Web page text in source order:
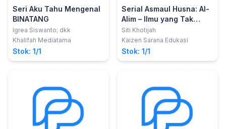
Seri Aku Tahu Mengenal
BINATANG
Igrea Siswanto; dkk
Khalifah Mediatama
Stok: 1/1
Serial Asmaul Husna: Al-
Alim – Ilmu yang Tak
Terbatas
Siti Khotijah
Kaizen Sarana Edukasi
Stok: 1/1